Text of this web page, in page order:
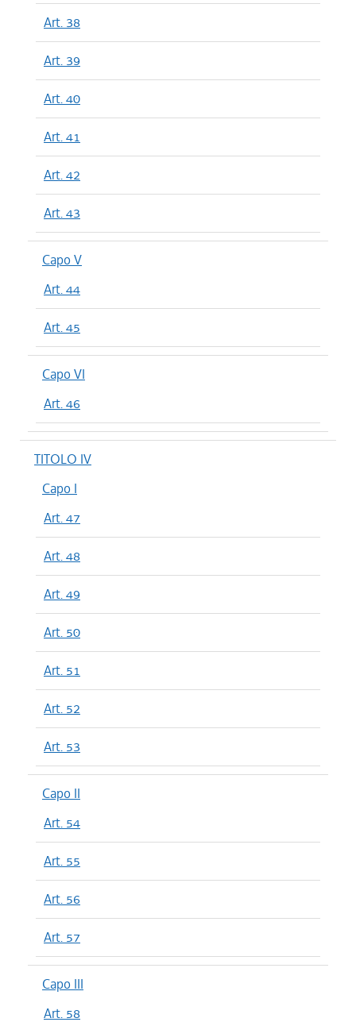
Art. 38
Art. 39
Art. 40
Art. 41
Art. 42
Art. 43
Capo V
Art. 44
Art. 45
Capo VI
Art. 46
TITOLO IV
Capo I
Art. 47
Art. 48
Art. 49
Art. 50
Art. 51
Art. 52
Art. 53
Capo II
Art. 54
Art. 55
Art. 56
Art. 57
Capo III
Art. 58